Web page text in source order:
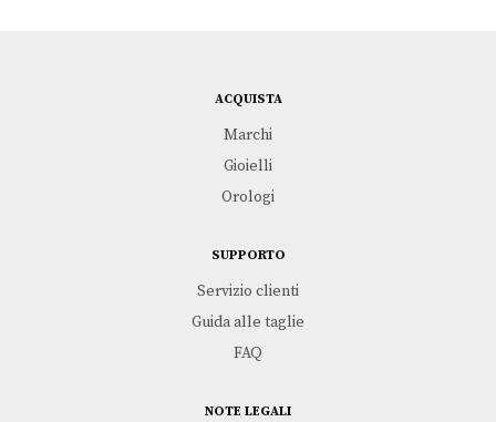
ACQUISTA
Marchi
Gioielli
Orologi
SUPPORTO
Servizio clienti
Guida alle taglie
FAQ
NOTE LEGALI